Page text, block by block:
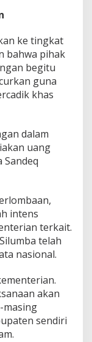
ke tingkat
bahwa pihak
begitu
guna
khas
dalam
uang
intens
terkait.
telah
nasional.
akan
masing
sendiri